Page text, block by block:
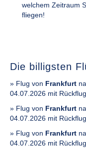
welchem Zeitraum
fliegen!
Die billigsten
» Flug von Frankfurt
04.07.2026 mit
» Flug von Frankfurt
04.07.2026 mit
» Flug von Frankfurt
04.07.2026 mit